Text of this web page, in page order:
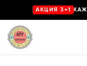
AKЦИЯ 3+1